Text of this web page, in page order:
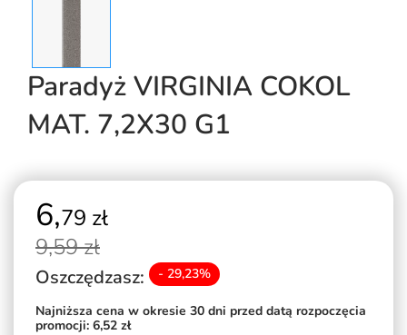
Paradyż VIRGINIA COKOL
MAT. 7,2X30 G1
6,79 zł
9,59 zł
Oszczędzasz: - 29,23%
Najniższa cena w okresie 30 dni przed datą rozpoczęcia
promocji: 6,52 zł